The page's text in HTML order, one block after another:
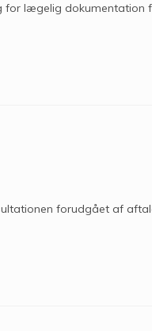
for lægelig dokumentation
forudgået af